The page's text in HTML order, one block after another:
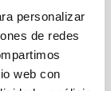
personalizar
de redes
web con